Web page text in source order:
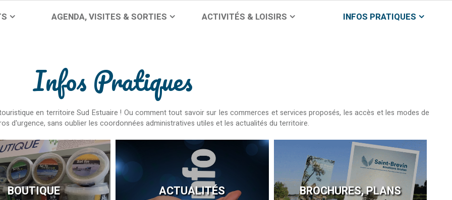
AGENDA, VISITES & SORTIES ACTIVITÉS & LOISIRS INFOS PRATIQUES
Infos Pratiques
en territoire Sud Estuaire ! Ou comment tout savoir sur les commerces et services proposés, les accès et les modes de
d'urgence, sans oublier les coordonnées administratives utiles et les actualités du territoire.
BOUTIQUE ACTUALITÉS BROCHURES, PLANS